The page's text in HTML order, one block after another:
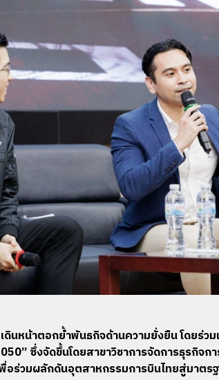
ดินหน้าตอกย้ำพันธกิจด้านความยั่งยืน โดยร่ว
ซึ่งจัดขึ้นโดยสาขาวิชาการจัดการธุรกิจก
อร่วมผลักดันอุตสาหกรรมการบินไทยสู่มาตร